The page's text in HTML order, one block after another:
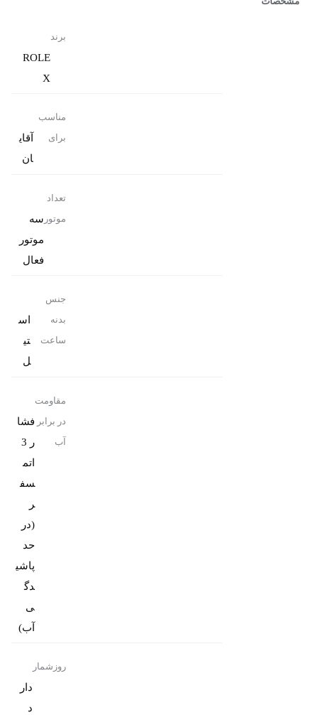
برند
ROLE
X
مناسب
برای
آقای
ان
تعداد
موتور سه
موتور
فعال
جنس
بدنه
ساعت
اس
تی
ل
مقاومت
در برابر
آب
فشا
ر 3
اتم
سف
ر
(در
حد
پاشی
دگ
ی
آب)
روزشمار
دار
د